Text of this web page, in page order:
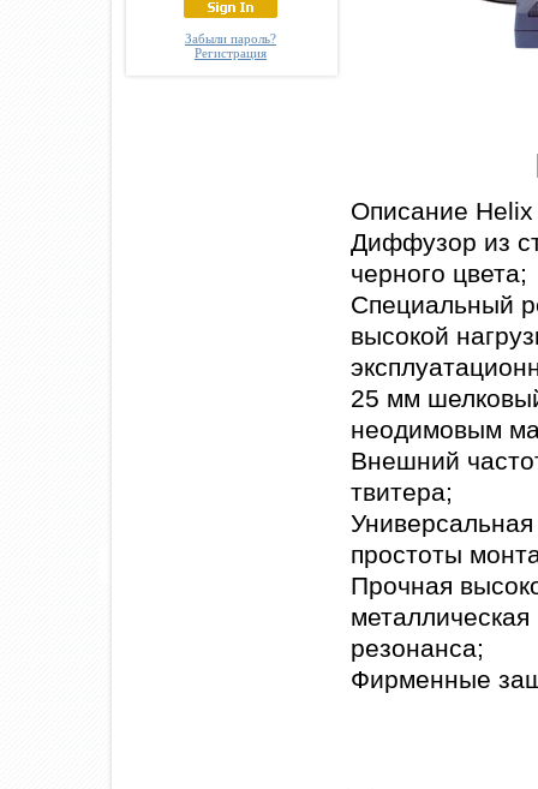
Забыли пароль?
Регистрация
Описание
Диффузор из
черного цвета;
Специальный
высокой
25 мм
неодимовым
Внешний
твитера;
простоты
Прочная
резонанса;
Фирменные